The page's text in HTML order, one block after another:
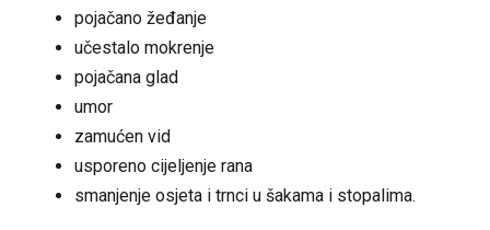
pojačano žeđanje
učestalo mokrenje
pojačana glad
umor
zamućen vid
usporeno cijeljenje rana
smanjenje osjeta i trnci u šakama i stopalima.